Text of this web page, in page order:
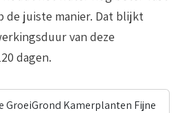
de juiste manier. Dat blijkt
van deze
dagen.
GroeiGrond Kamerplanten Fijne